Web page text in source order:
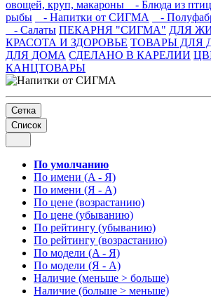
овощей, круп, макароны - Блюда из
рыбы
- Напитки от СИГМА
-
- Салаты ПЕКАРНЯ "СИГМА" ДЛЯ
КРАСОТА И ЗДОРОВЬЕ ТОВАРЫ ДЛЯ
ДЛЯ ДОМА СДЕЛАНО В КАРЕЛИИ
КАНЦТОВАРЫ
Сетка
Список
По умолчанию
По имени (A - Я)
По имени (Я - A)
По цене (возрастанию)
По цене (убыванию)
По рейтингу (убыванию)
По рейтингу (возрастанию)
По модели (A - Я)
По модели (Я - A)
Наличие (меньше > больше)
Наличие (больше > меньше)